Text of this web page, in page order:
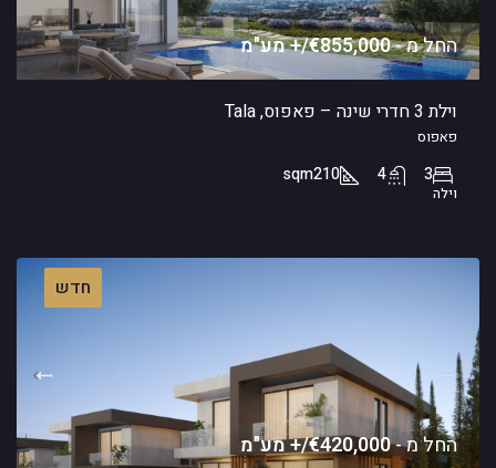
החל מ -€855,000/+ מע"מ
וילת 3 חדרי שינה – פאפוס, Tala
פאפוס
3
4
210
sqm
וילה
חדש
החל מ -€420,000/+ מע"מ